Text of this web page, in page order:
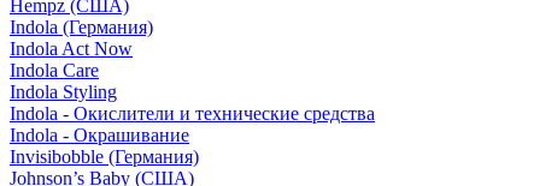
Hempz (США)
Indola (Германия)
Indola Act Now
Indola Care
Indola Styling
Indola - Окислители и технические средства
Indola - Окрашивание
Invisibobble (Германия)
Johnson’s Baby (США)